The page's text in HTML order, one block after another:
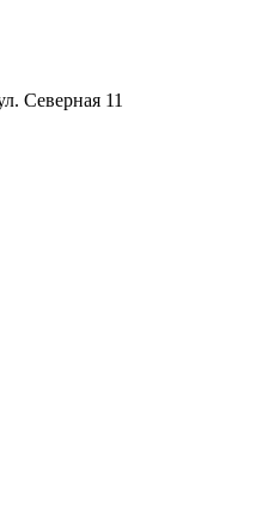
Северная 11